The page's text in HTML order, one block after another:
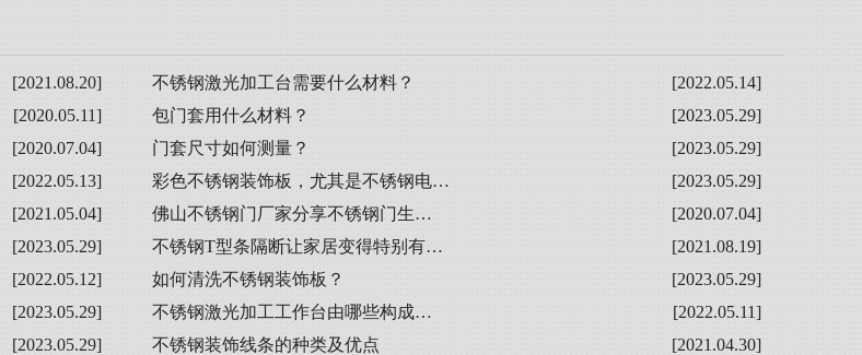
[2021.08.20] [2022.05.14]
不锈钢激光加工台需要什么材料？
[2020.05.11]
[2023.05.29]
包门套用什么材料？
[2020.07.04]
[2023.05.29]
门套尺寸如何测量？
[2022.05.13]
[2023.05.29]
彩色不锈钢装饰板，尤其是不锈钢电…
[2021.05.04]
[2020.07.04]
佛山不锈钢门厂家分享不锈钢门生…
[2023.05.29]
[2021.08.19]
不锈钢T型条隔断让家居变得特别有…
[2022.05.12]
[2023.05.29]
如何清洗不锈钢装饰板？
[2023.05.29]
[2022.05.11]
不锈钢激光加工工作台由哪些构成…
[2023.05.29]
[2021.04.30]
不锈钢装饰线条的种类及优点